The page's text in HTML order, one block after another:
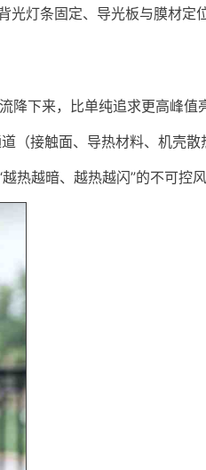
灯条固定、导光板与膜材定
下来，比单纯追求更高峰值
（接触面、导热材料、机壳散
热越暗、越热越闪”的不可控风